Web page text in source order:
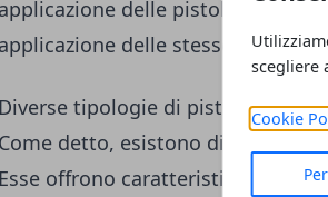
scegliere
Cookie
applicazione delle pistole per
applicazione delle stesse.
Diverse tipologie di pistole per
Come detto, esistono diverse
Esse offrono caratteristiche e